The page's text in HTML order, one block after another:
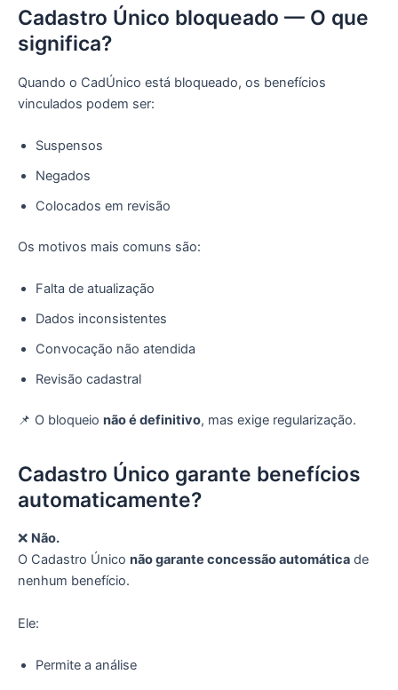
Cadastro Único bloqueado — O que
significa?
Quando o CadÚnico está bloqueado, os benefícios
vinculados podem ser:
Suspensos
Negados
Colocados em revisão
Os motivos mais comuns são:
Falta de atualização
Dados inconsistentes
Convocação não atendida
Revisão cadastral
📌 O bloqueio não é definitivo, mas exige regularização.
Cadastro Único garante benefícios
automaticamente?
❌ Não.
O Cadastro Único não garante concessão automática de
nenhum benefício.
Ele:
Permite a análise